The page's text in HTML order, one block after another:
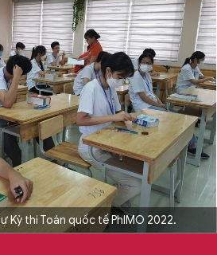
Kỳ thi Toán quốc tế PhIMO 2022.